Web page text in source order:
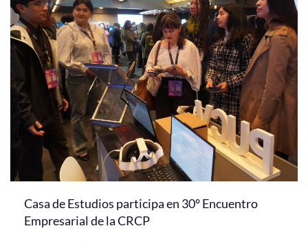
Casa de Estudios participa en 30° Encuentro
Empresarial de la CRCP